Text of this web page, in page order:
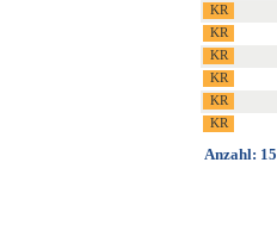
Anzahl: 15